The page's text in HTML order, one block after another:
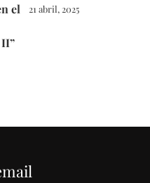
el
II”
21 abril, 2025